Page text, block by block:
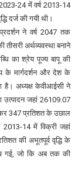
24 में वर्ष 2013-14
दर्ज की गयी थी।
ने वर्ष 2047 तक
अर्थव्यवस्था बनाने
का श्रेय पूज्य बापू की
के मार्गदर्शन और देश के
है। अध्यक्ष केवीआईसी ने
उत्पादन जहां 26109.07
347 प्रतिशत के उछाल
14 में विक्री जहां
की अभूतपूर्व वृद्धि के
गई, जो कि अब तक की